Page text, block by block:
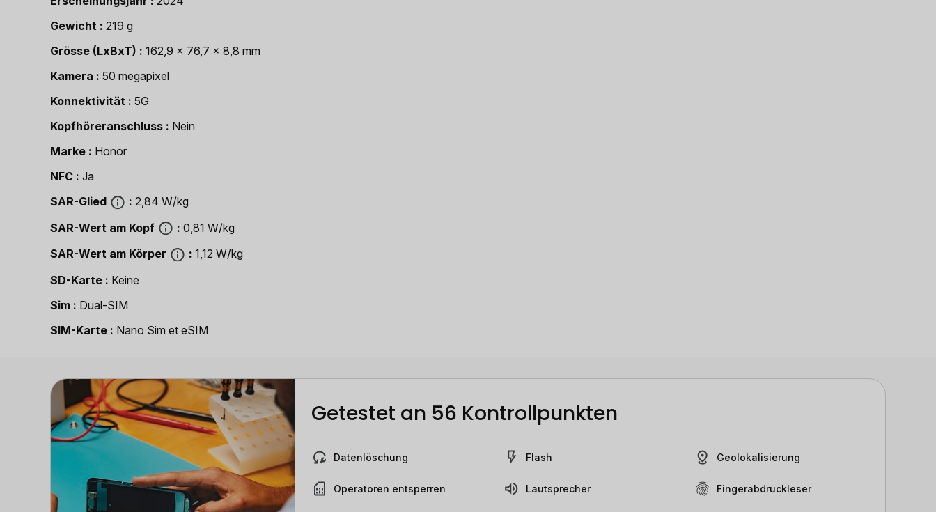
Gewicht
219 g
Grösse (LxBxT)
162,9 x 76,7 x 8,8 mm
Kamera
50 megapixel
Konnektivität
5G
Kopfhöreranschluss
Nein
Marke
Honor
NFC
Ja
SAR-Glied
2,84 W/kg
SAR-Wert am Kopf
0,81 W/kg
SAR-Wert am Körper
1,12 W/kg
SD-Karte
Keine
Sim
Dual-SIM
SIM-Karte
Nano Sim et eSIM
Getestet an 56 Kontrollpunkten
Datenlöschung
Operatoren entsperren
Flash
Lautsprecher
Geolokalisierung
Fingerabdruckleser